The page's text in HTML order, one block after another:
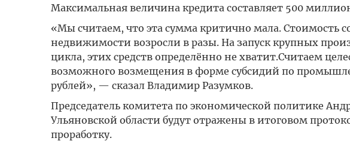
Максимальная величина кредита составляет 500
«Мы считаем, что эта сумма критично мала. Стоимость
недвижимости возросли в разы. На запуск крупных
цикла, этих средств определённо не хватит.Считаем
возможного возмещения в форме субсидий по
рублей», — сказал Владимир Разумков.
Председатель комитета по экономической политике
Ульяновской области будут отражены в итоговом
проработку.